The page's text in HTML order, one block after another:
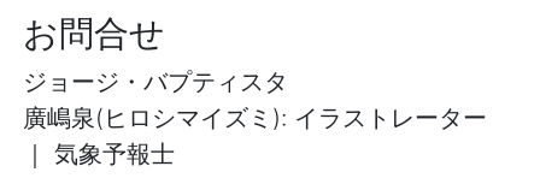
お問合せ
ジョージ・バプティスタ
廣嶋泉(ヒロシマイズミ): イラストレーター
｜ 気象予報士